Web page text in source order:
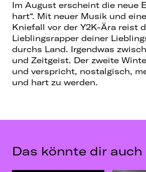
Im August erscheint die neue
hart“. Mit neuer Musik und
Kniefall vor der Y2K-Ära reist
Lieblingsrapper deiner
durchs Land. Irgendwas
und Zeitgeist. Der zweite
und verspricht, nostalgisch,
und hart zu werden.
Das könnte dir auch